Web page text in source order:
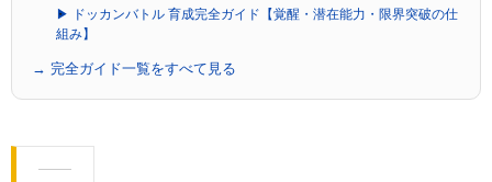
▶ ドッカンバトル 育成完全ガイド【覚醒・潜在能力・限界突破の仕
組み】
→ 完全ガイド一覧をすべて見る